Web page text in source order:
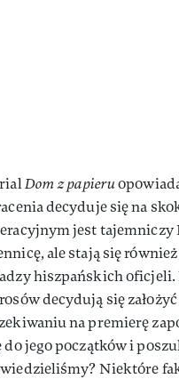
Dom z papieru
decyduje się na
jest tajemniczy
ale stają się
hiszpańskich
decydują się
na premierę
do jego początków i
Niektóre